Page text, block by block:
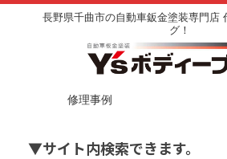
長野県千曲市の自動車鈑金塗装専門店
グ！
修理事例
▼サイト内検索できます。